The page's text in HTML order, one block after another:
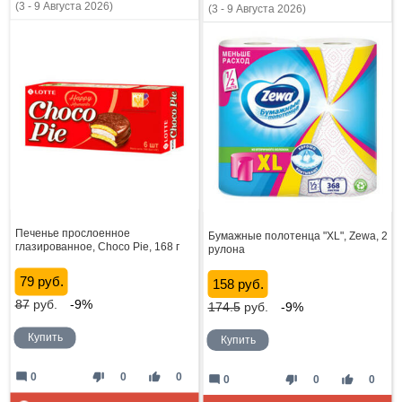
(3 - 9 Августа 2026)
Печенье прослоенное
глазированное, Choco Pie, 168 г
79 руб.
87руб. -9%
Купить
thumb_down 0 thumb_up 0
mode_comment 0
(3 - 9 Августа 2026)
Бумажные полотенца "XL", Zewa, 2
рулона
158 руб.
174.5руб. -9%
Купить
thumb_down 0 thumb_up 0
mode_comment 0